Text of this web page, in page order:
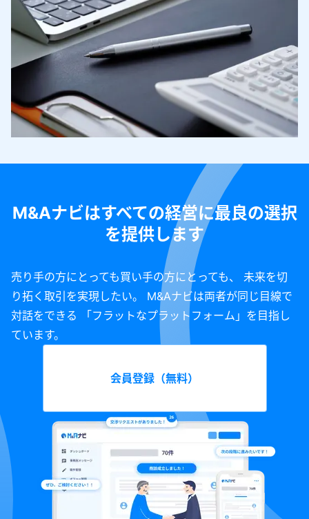
M&Aナビはすべての経営に最良の選択
を提供します
売り手の方にとっても買い手の方にとっても、 未来を切
り拓く取引を実現したい。 M&Aナビは両者が同じ目線で
対話をできる 「フラットなプラットフォーム」を目指し
ています。
会員登録（無料）